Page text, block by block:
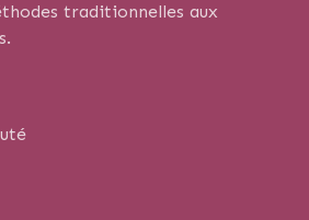
traditionnelles aux